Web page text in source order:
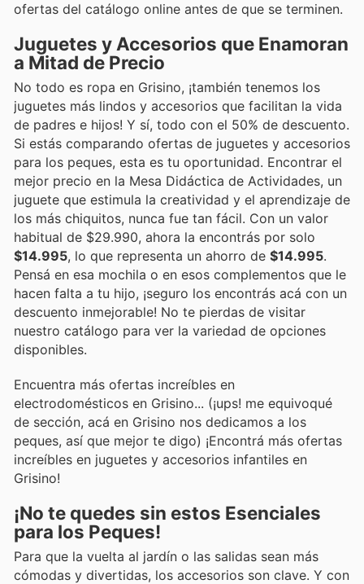
ofertas del catálogo online antes de que se terminen.
Juguetes y Accesorios que Enamoran
a Mitad de Precio
No todo es ropa en Grisino, ¡también tenemos los
juguetes más lindos y accesorios que facilitan la vida
de padres e hijos! Y sí, todo con el 50% de descuento.
Si estás comparando ofertas de juguetes y accesorios
para los peques, esta es tu oportunidad. Encontrar el
mejor precio en la Mesa Didáctica de Actividades, un
juguete que estimula la creatividad y el aprendizaje de
los más chiquitos, nunca fue tan fácil. Con un valor
habitual de $29.990, ahora la encontrás por solo
$14.995, lo que representa un ahorro de $14.995.
Pensá en esa mochila o en esos complementos que le
hacen falta a tu hijo, ¡seguro los encontrás acá con un
descuento inmejorable! No te pierdas de visitar
nuestro catálogo para ver la variedad de opciones
disponibles.
Encuentra más ofertas increíbles en
electrodomésticos en Grisino... (¡ups! me equivoqué
de sección, acá en Grisino nos dedicamos a los
peques, así que mejor te digo) ¡Encontrá más ofertas
increíbles en juguetes y accesorios infantiles en
Grisino!
¡No te quedes sin estos Esenciales
para los Peques!
Para que la vuelta al jardín o las salidas sean más
cómodas y divertidas, los accesorios son clave. Y con